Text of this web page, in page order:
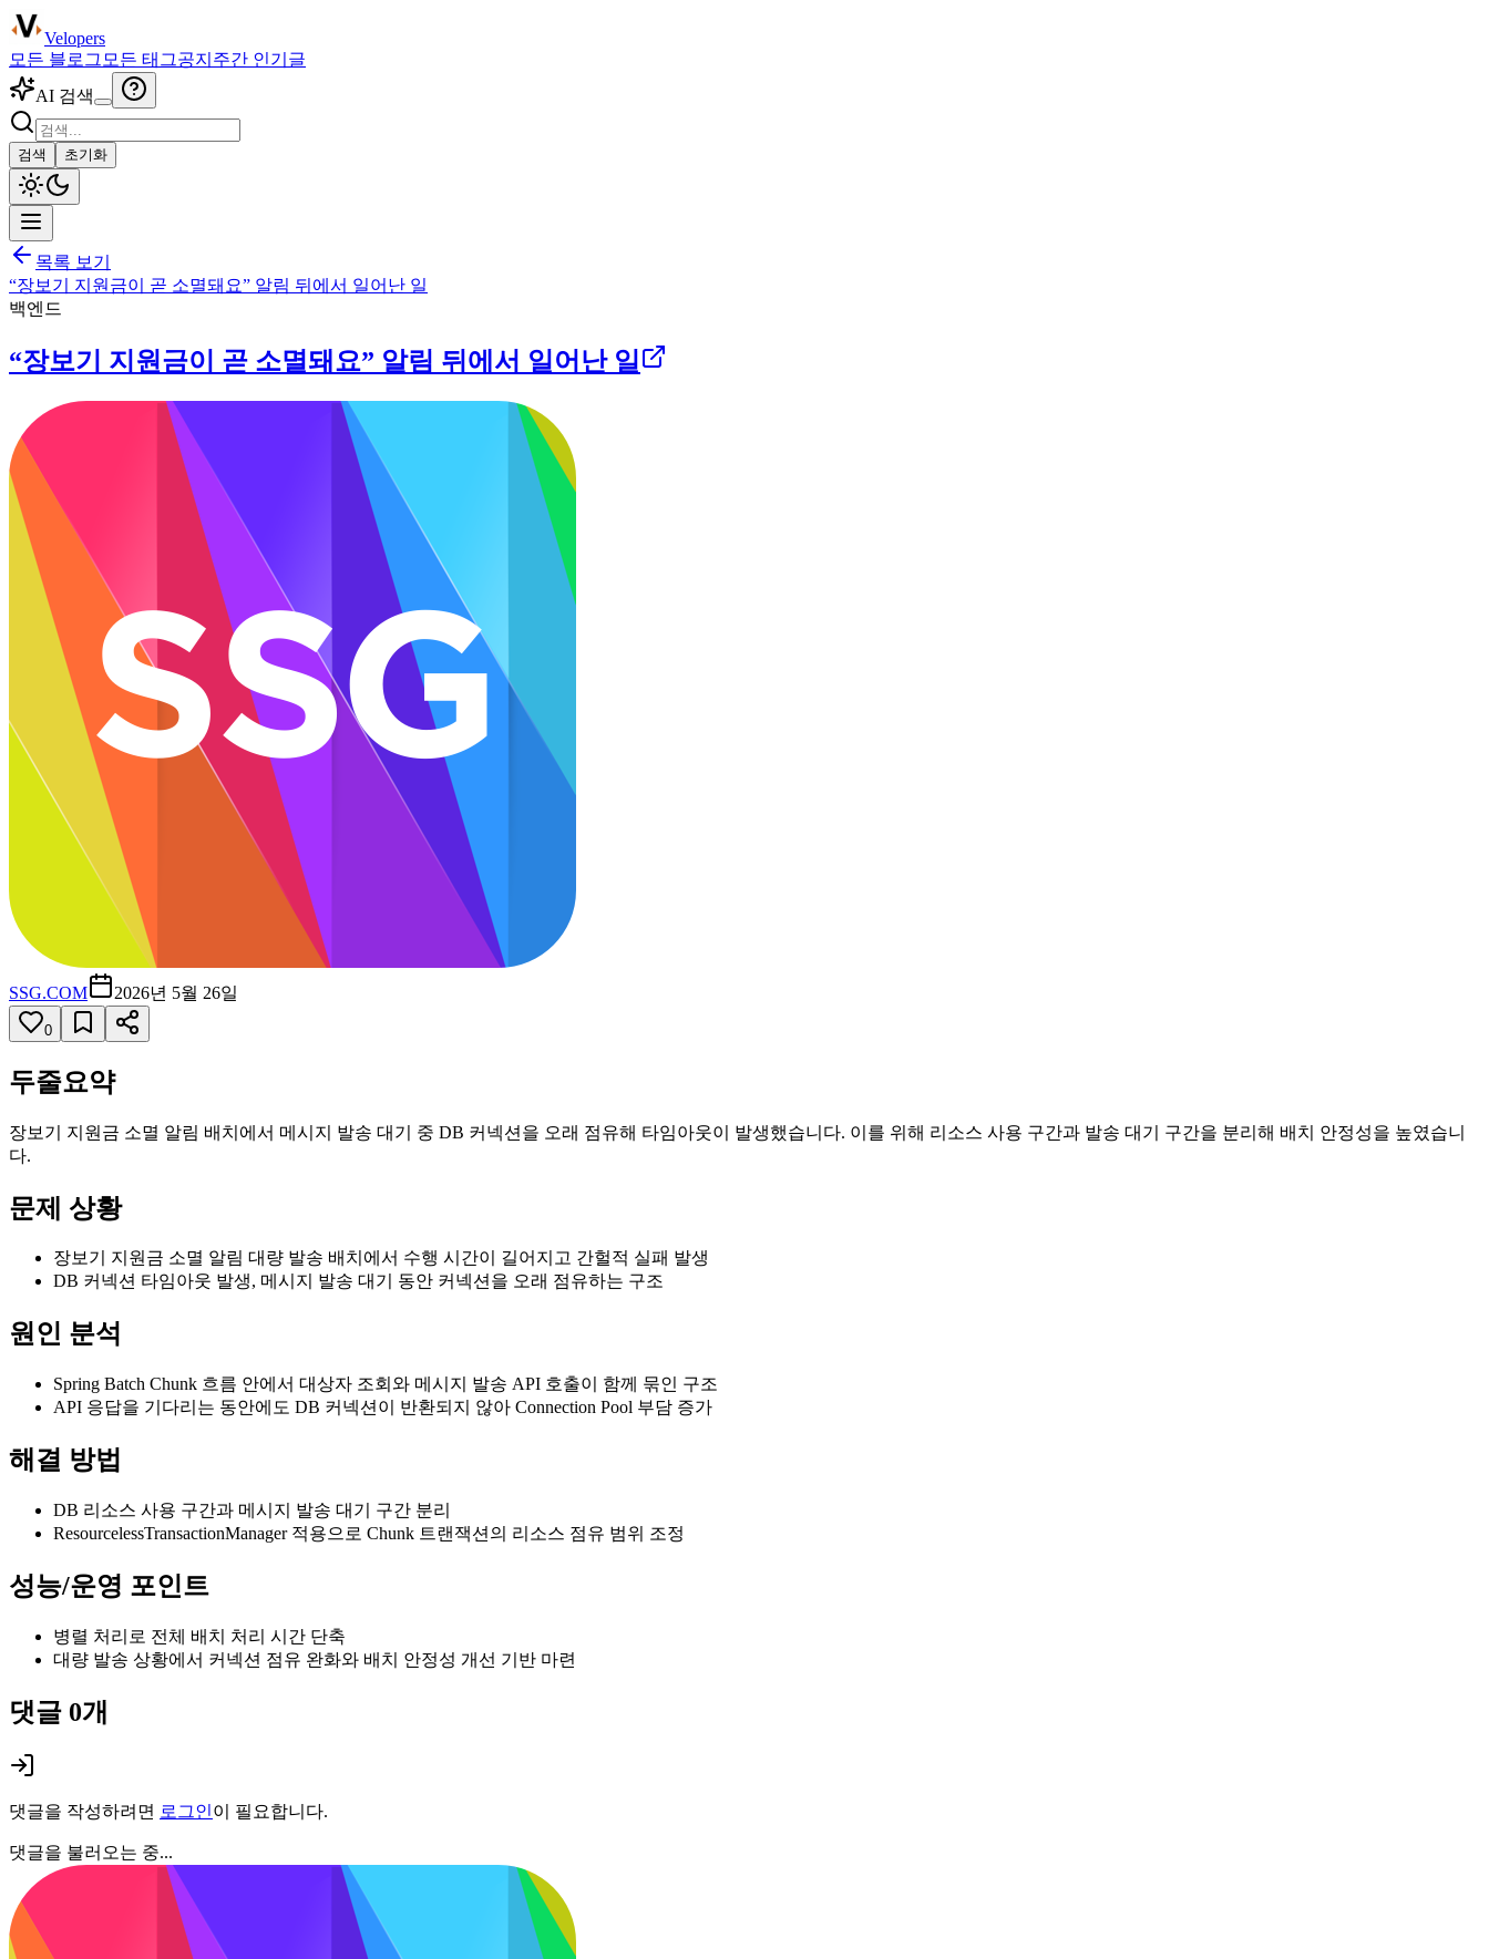
Velopers
모든 블로그 모든 태그공지 주간 인기글
AI 검색
검색 초기화
목록 보기
“장보기 지원금이 곧 소멸돼요” 알림 뒤에서 일어난 일
백엔드
“장보기 지원금이 곧 소멸돼요” 알림 뒤에서 일어난 일
SSG.COM 2026년 5월 26일
0
두줄요약
장보기 지원금 소멸 알림 배치에서 메시지 발송 대기 중 DB 커넥션을 오래 점유해 타임아웃이 발생했습니다. 이를 위해 리소스 사용 구간과 발송 대기 구간을 분리해 배치 안정성을 높였습니
다.
문제 상황
장보기 지원금 소멸 알림 대량 발송 배치에서 수행 시간이 길어지고 간헐적 실패 발생
DB 커넥션 타임아웃 발생, 메시지 발송 대기 동안 커넥션을 오래 점유하는 구조
원인 분석
Spring Batch Chunk 흐름 안에서 대상자 조회와 메시지 발송 API 호출이 함께 묶인 구조
API 응답을 기다리는 동안에도 DB 커넥션이 반환되지 않아 Connection Pool 부담 증가
해결 방법
DB 리소스 사용 구간과 메시지 발송 대기 구간 분리
ResourcelessTransactionManager 적용으로 Chunk 트랜잭션의 리소스 점유 범위 조정
성능/운영 포인트
병렬 처리로 전체 배치 처리 시간 단축
대량 발송 상황에서 커넥션 점유 완화와 배치 안정성 개선 기반 마련
댓글 0개
댓글을 작성하려면 로그인이 필요합니다.
댓글을 불러오는 중...